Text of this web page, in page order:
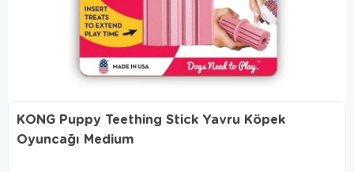
KONG Puppy Teething Stick Yavru Köpek
Oyuncağı Medium